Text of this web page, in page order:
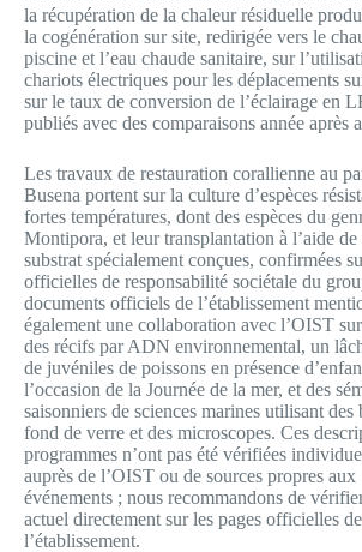
la récupération de la chaleur résiduelle
la cogénération sur site, redirigée vers le
piscine et l’eau chaude sanitaire, sur
chariots électriques pour les déplacements
sur le taux de conversion de l’éclairage en
publiés avec des comparaisons année après
Les travaux de restauration corallienne au
Busena portent sur la culture d’espèces
fortes températures, dont des espèces du
Montipora, et leur transplantation à l’aide de
substrat spécialement conçues, confirmées
officielles de responsabilité sociétale du
documents officiels de l’établissement
également une collaboration avec l’OIST
des récifs par ADN environnemental, un
de juvéniles de poissons en présence
l’occasion de la Journée de la mer, et des
saisonniers de sciences marines utilisant des
fond de verre et des microscopes. Ces
programmes n’ont pas été vérifiées
auprès de l’OIST ou de sources propres aux
événements ; nous recommandons de
actuel directement sur les pages officielles de
l’établissement.